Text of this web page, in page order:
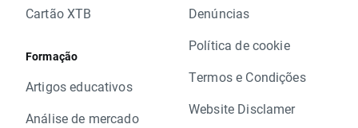
Cartão XTB
Formação
Artigos educativos
Análise de mercado
Denúncias
Política de cookie
Termos e Condições
Website Disclamer